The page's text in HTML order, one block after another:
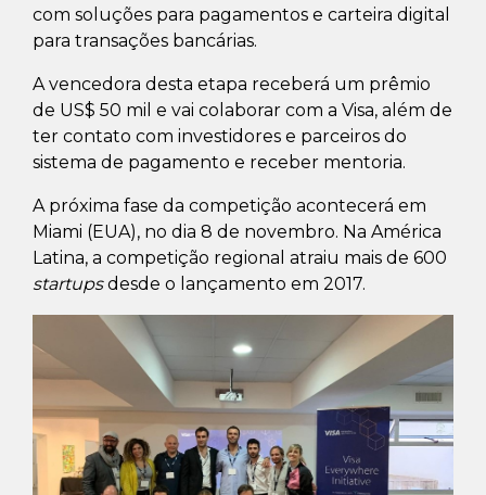
com soluções para pagamentos e carteira digital
para transações bancárias.
A vencedora desta etapa receberá um prêmio
de US$ 50 mil e vai colaborar com a Visa, além de
ter contato com investidores e parceiros do
sistema de pagamento e receber mentoria.
A próxima fase da competição acontecerá em
Miami (EUA), no dia 8 de novembro. Na América
Latina, a competição regional atraiu mais de 600
startupsdesde o lançamento em 2017.